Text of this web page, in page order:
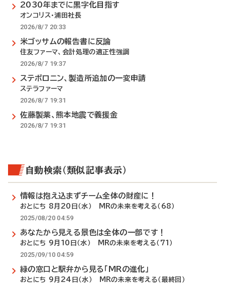
2030年までに黒字化目指す
オンコリス・浦田社長
2026/8/7 20:33
米ゴッサムの報告書に反論
住友ファーマ、会計処理の適正性強調
2026/8/7 19:37
ステボロニン、製造所追加の一変申請
ステラファーマ
2026/8/7 19:31
佐藤製薬、熊本地震で義援金
2026/8/7 19:31
自動検索（類似記事表示）
情報は抱え込まずチーム全体の財産に！
おとにち 8月20日（水） MRの未来を考える（68）
2025/08/20 04:59
あなたから見える景色は全体の一部です！
おとにち 9月10日（水） MRの未来を考える（71）
2025/09/10 04:59
緑の窓口と駅弁から見る「MRの進化」
おとにち 9月24日（水） MRの未来を考える（最終回）